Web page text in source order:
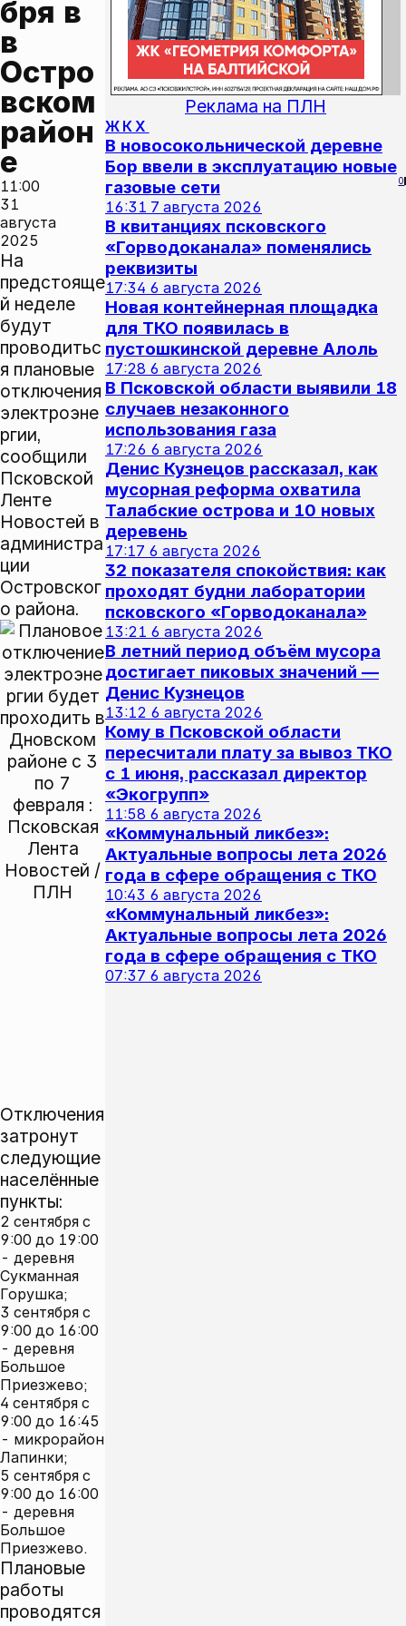
бря в
в
Остро
вском
район
е
11:00
31
августа
2025
0
На
предстояще
й неделе
будут
проводитьс
я плановые
отключения
электроэне
ргии,
сообщили
Псковской
Ленте
Новостей в
администра
ции
Островског
о района.
Отключения
затронут
следующие
населённые
пункты:
2 сентября с
9:00 до 19:00
- деревня
Сукманная
Горушка;
3 сентября с
9:00 до 16:00
- деревня
Большое
Приезжево;
4 сентября с
9:00 до 16:45
- микрорайон
Лапинки;
5 сентября с
9:00 до 16:00
- деревня
Большое
Приезжево.
Плановые
работы
проводятся
Реклама на ПЛН
ЖКХ
В новосокольнической деревне
Бор ввели в эксплуатацию новые
газовые сети
16:31 7 августа 2026
В квитанциях псковского
«Горводоканала» поменялись
реквизиты
17:34 6 августа 2026
Новая контейнерная площадка
для ТКО появилась в
пустошкинской деревне Алоль
17:28 6 августа 2026
В Псковской области выявили 18
случаев незаконного
использования газа
17:26 6 августа 2026
Денис Кузнецов рассказал, как
мусорная реформа охватила
Талабские острова и 10 новых
деревень
17:17 6 августа 2026
32 показателя спокойствия: как
проходят будни лаборатории
псковского «Горводоканала»
13:21 6 августа 2026
В летний период объём мусора
достигает пиковых значений —
Денис Кузнецов
13:12 6 августа 2026
Кому в Псковской области
пересчитали плату за вывоз ТКО
с 1 июня, рассказал директор
«Экогрупп»
11:58 6 августа 2026
«Коммунальный ликбез»:
Актуальные вопросы лета 2026
года в сфере обращения с ТКО
10:43 6 августа 2026
«Коммунальный ликбез»:
Актуальные вопросы лета 2026
года в сфере обращения с ТКО
07:37 6 августа 2026